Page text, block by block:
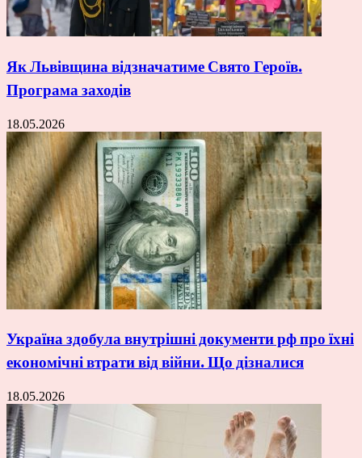
Як Львівщина відзначатиме Свято Героїв.
Програма заходів
18.05.2026
Україна здобула внутрішні документи рф про їхні
економічні втрати від війни. Що дізналися
18.05.2026